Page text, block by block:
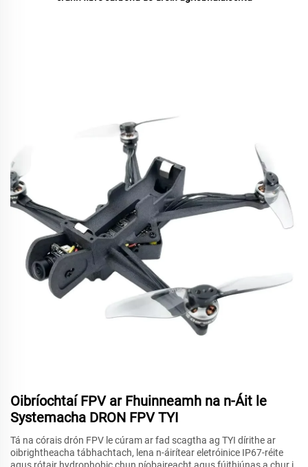
Oibríochtaí FPV ar Fhuinneamh na n-Áit le
Systemacha DRON FPV TYI
Tá na córais drón FPV le cúram ar fad scagtha ag TYI dírithe ar
oibrightheacha tábhachtach, lena n-áirítear eletróinice IP67-réite